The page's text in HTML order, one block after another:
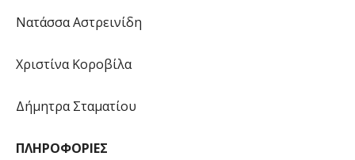
Νατάσσα Αστρεινίδη
Χριστίνα Κοροβίλα
Δήμητρα Σταματίου
ΠΛΗΡΟΦΟΡΙΕΣ